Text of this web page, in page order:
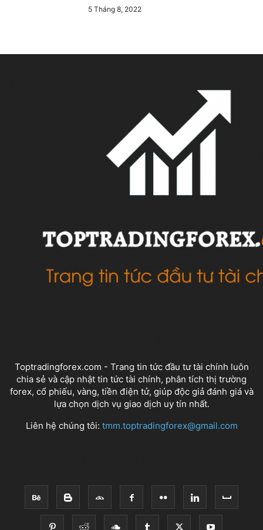
5 Tháng 8, 2022
Toptradingforex.com - Trang tin tức đầu tư tài chính luôn
chia sẻ và cập nhật tin tức tài chính, phân tích thị trường
forex, cổ phiếu, vàng, tiền điện tử, giúp độc giả đánh giá và
lựa chọn dịch vụ giao dịch uy tín nhất.
Liên hệ chúng tôi: tmm.toptradingforex@gmail.com